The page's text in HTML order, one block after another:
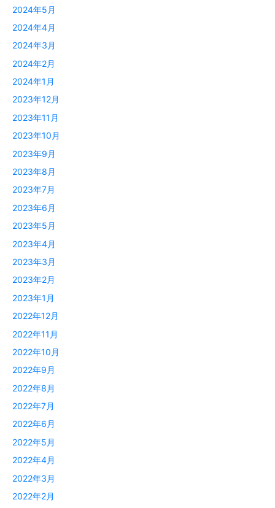
2024年5月
2024年4月
2024年3月
2024年2月
2024年1月
2023年12月
2023年11月
2023年10月
2023年9月
2023年8月
2023年7月
2023年6月
2023年5月
2023年4月
2023年3月
2023年2月
2023年1月
2022年12月
2022年11月
2022年10月
2022年9月
2022年8月
2022年7月
2022年6月
2022年5月
2022年4月
2022年3月
2022年2月